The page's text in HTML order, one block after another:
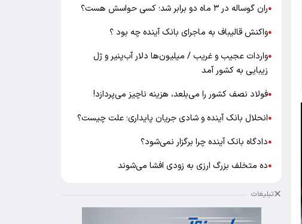
●ران گوساله در ۳ ماه دو برابر شد؛ کسی حواسش هست؟
●واکنش قالیباف به ماجرای بانک آینده چه بود ؟
●واردات عجیب و غریب / میلیون‌ها دلار آب‌پنیر و ژل
زیبایی به کشور آمد
●فولاد نصف کشور را می‌بلعد، هزینه ناچیز می‌پردازد!
●انحلال بانک آینده و شادی جریان پایداری؛ علت چیست؟
●دادگاه بانک آینده چرا برگزار نمی‌شود؟
●ده متخلف بزرگ ارزی به زودی افشا می‌شوند
تبلیغات